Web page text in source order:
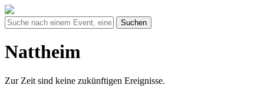
Suchen
Nattheim
Zur Zeit sind keine zukünftigen Ereignisse.